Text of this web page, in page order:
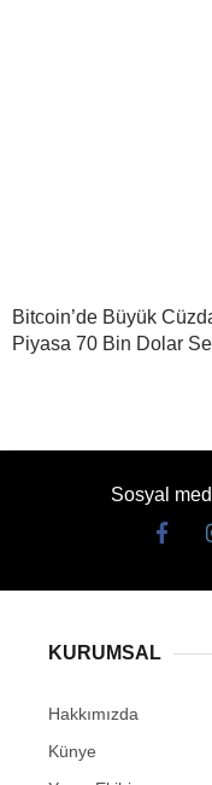
Bitcoin’de Büyük
Piyasa 70 Bin Dolar
Sosyal
KURUMSAL
Hakkımızda
Künye